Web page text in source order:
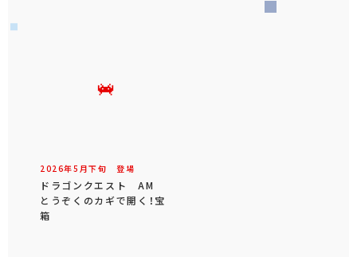
2026年5 月下旬 登場
ドラゴンクエスト AM
とうぞくのカギで開く！宝
箱